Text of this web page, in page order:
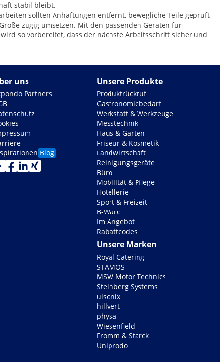
stabil bleibt.
sollten Anhaftungen entfernt, bewegliche Teile geprüft
zügig umsetzen. Mit den passenden Geräten für
so vorbereitet, dass der nächste Arbeitsschritt sicher und
uns
Partners
Blog
Unsere Produkte
Produktrückruf
Gastronomiebedarf
Werkstatt & Werkzeuge
Messtechnik
Haus & Garten
Friseur & Kosmetik
Landwirtschaft
Reinigungsgeräte
Büro
Mobilität & Pflege
Hotellerie
Sport & Freizeit
B-Ware
Im Angebot
Rabattcodes
Unsere Marken
Royal Catering
STAMOS
MSW Motor Technics
Steinberg Systems
ulsonix
hillvert
physa
Wiesenfield
Fromm & Starck
Uniprodo